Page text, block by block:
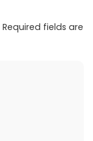
Required fields are